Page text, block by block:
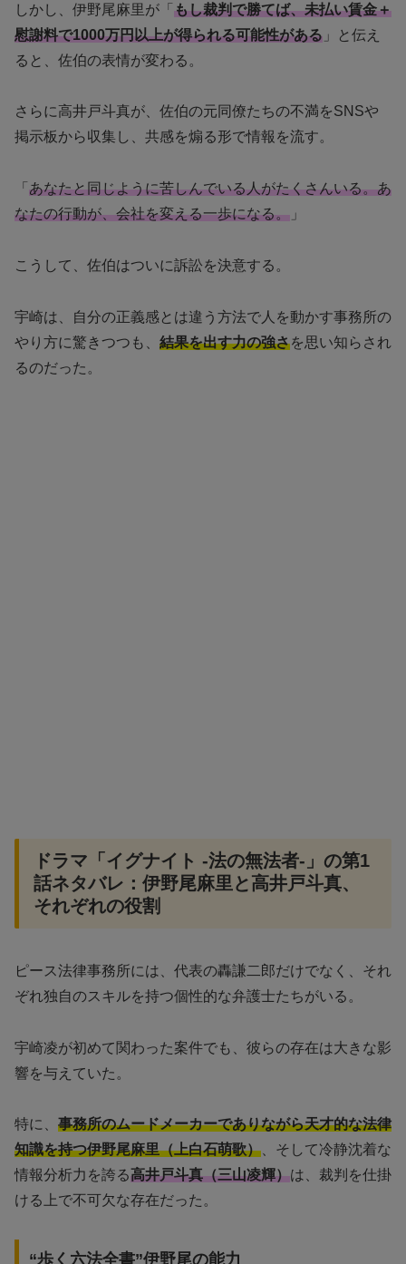
しかし、伊野尾麻里が「 もし裁判で勝てば、未払い賃金＋
慰謝料で1000万円以上が得られる可能性がある 」と伝え
ると、佐伯の表情が変わる。
さらに高井戸斗真が、佐伯の元同僚たちの不満をSNSや
掲示板から収集し、共感を煽る形で情報を流す。
「 あなたと同じように苦しんでいる人がたくさんいる。あ
なたの行動が、会社を変える一歩になる。 」
こうして、佐伯はついに訴訟を決意する。
宇崎は、自分の正義感とは違う方法で人を動かす事務所の
やり方に驚きつつも、 結果を出す力の強さを思い知らされ
るのだった。
ドラマ「イグナイト -法の無法者-」の第1
話ネタバレ：伊野尾麻里と高井戸斗真、
それぞれの役割
ピース法律事務所には、代表の轟謙二郎だけでなく、それ
ぞれ独自のスキルを持つ個性的な弁護士たちがいる。
宇崎凌が初めて関わった案件でも、彼らの存在は大きな影
響を与えていた。
特に、 事務所のムードメーカーでありながら天才的な法律
知識を持つ伊野尾麻里（上白石萌歌） 、そして冷静沈着な
情報分析力を誇る高井戸斗真（三山凌輝）は、裁判を仕掛
ける上で不可欠な存在だった。
“歩く六法全書”伊野尾の能力